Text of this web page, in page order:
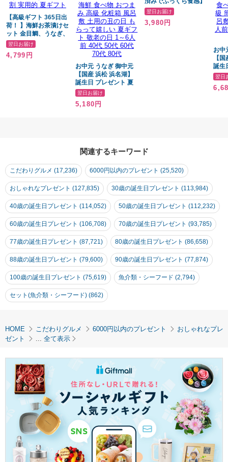
【高級ギフト 365日出
荷！ 】海鮮お茶漬けセ
ット 金目鯛、うなぎ、
まぐろ、鮭、いわし、
磯海苔 誕生日プレゼン
ト 敬老の日 御中元
翌日お届け
4,799円
お中元 うなぎ 御中元
【国産 浜松 浜名湖】
誕生日 プレゼント 夏
ギフト 暑中見舞い ギ
フト 鰻 うなぎのたな
か 蒲焼き 誕生日プレ
2枚～6枚 土用の丑 海
鮮 食べ物 おつまみ 高
級 化粧箱 風呂敷 土用
の丑の日 もらって嬉し
い 夏ギフト 敬老の日
1～6人前 40代 50代
60代 70代 80代
翌日お届け
5,180円
国産真鯛・サバ・ギン
サケ・サワラの4種(合
計5食)のお魚食べ比べ
翌日お届け
3,980円
お中
【
誕生
ギフ
フト
か
翌日
関連するキーワード
こだわりグルメ (17,236) 6000円以内のプレゼント (25,520)
おしゃれなプレゼント (127,835) 30歳の誕生日プレゼント (113,984)
40歳の誕生日プレゼント (114,052) 50歳の誕生日プレゼント (112,232)
60歳の誕生日プレゼント (106,708) 70歳の誕生日プレゼント (93,785)
77歳の誕生日プレゼント (87,721) 80歳の誕生日プレゼント (86,658)
88歳の誕生日プレゼント (79,600) 90歳の誕生日プレゼント (77,874)
100歳の誕生日プレゼント (75,619) 魚介類・シーフード (2,794)
セット(魚介類・シーフード) (862)
HOME こだわりグルメ 6000円以内のプレゼント
おしゃれなプレ
ゼント
全て表示